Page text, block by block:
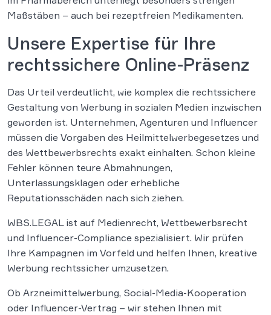
Maßstäben – auch bei rezeptfreien Medikamenten.
Unsere Expertise für Ihre
rechtssichere Online-Präsenz
Das Urteil verdeutlicht, wie komplex die rechtssichere
Gestaltung von Werbung in sozialen Medien inzwischen
geworden ist. Unternehmen, Agenturen und Influencer
müssen die Vorgaben des Heilmittelwerbegesetzes und
des Wettbewerbsrechts exakt einhalten. Schon kleine
Fehler können teure Abmahnungen,
Unterlassungsklagen oder erhebliche
Reputationsschäden nach sich ziehen.
WBS.LEGAL ist auf Medienrecht, Wettbewerbsrecht
und Influencer-Compliance spezialisiert. Wir prüfen
Ihre Kampagnen im Vorfeld und helfen Ihnen, kreative
Werbung rechtssicher umzusetzen.
Ob Arzneimittelwerbung, Social-Media-Kooperation
oder Influencer-Vertrag – wir stehen Ihnen mit